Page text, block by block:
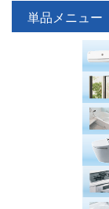
単品メニュー